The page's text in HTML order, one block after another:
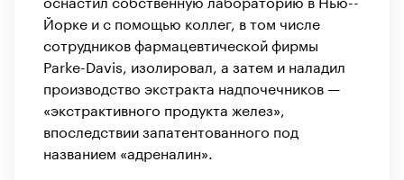
Йорке и с помощью коллег, в том числе
сотрудников фармацевтической фирмы
Parke-­Davis, изолировал, а затем и наладил
производство экстракта надпочечников —
«экстрактивного продукта желез»,
впоследствии запатентованного под
названием «адреналин».